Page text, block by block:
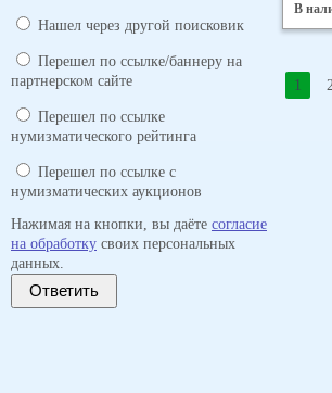
Нашел через другой поисковик
Перешел по ссылке/баннеру на
партнерском сайте
Перешел по ссылке
нумизматического рейтинга
Перешел по ссылке с
нумизматических аукционов
Нажимая на кнопки, вы даёте согласие
на обработку своих персональных
данных.
Ответить
В
1 2